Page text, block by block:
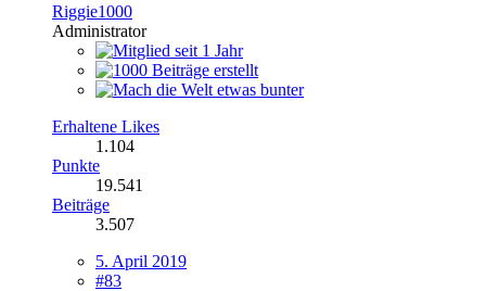
Riggie1000
Administrator
Erhaltene Likes
1.104
Punkte
19.541
Beiträge
3.507
5. April 2019
#83